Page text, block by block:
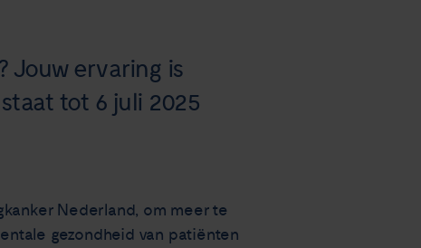
Jouw ervaring is
tot 6 juli 2025
Nederland, om meer te
gezondheid van patiënten